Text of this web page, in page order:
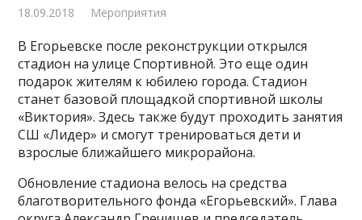
18.09.2018 Мероприятия
В Егорьевске после реконструкции открылся
стадион на улице Спортивной. Это еще один
подарок жителям к юбилею города. Стадион
станет базовой площадкой спортивной школы
«Виктория». Здесь также будут проходить занятия
СШ «Лидер» и смогут тренироваться дети и
взрослые ближайшего микрорайона.
Обновление стадиона велось на средства
благотворительного фонда «Егорьевский». Глава